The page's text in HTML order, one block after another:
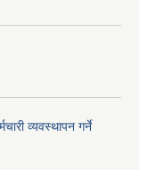
व्यवस्थापन गर्ने